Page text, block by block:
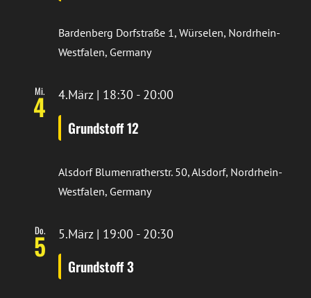
Bardenberg Dorfstraße 1, Würselen, Nordrhein-
Westfalen, Germany
Mi.
4
Grundstoff 12
4.März | 18:30 - 20:00
Alsdorf Blumenratherstr. 50, Alsdorf, Nordrhein-
Westfalen, Germany
Do.
5
Grundstoff 3
5.März | 19:00 - 20:30